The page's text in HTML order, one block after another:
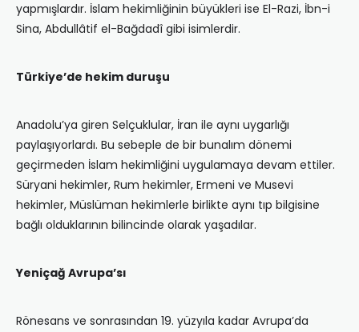
yapmışlardır. İslam hekimliğinin büyükleri ise El-Razi, İbn-i
Sina, Abdullâtif el-Bağdadî gibi isimlerdir.
Türkiye’de hekim duruşu
Anadolu’ya giren Selçuklular, İran ile aynı uygarlığı
paylaşıyorlardı. Bu sebeple de bir bunalım dönemi
geçirmeden İslam hekimliğini uygulamaya devam ettiler.
Süryani hekimler, Rum hekimler, Ermeni ve Musevi
hekimler, Müslüman hekimlerle birlikte aynı tıp bilgisine
bağlı olduklarının bilincinde olarak yaşadılar.
Yeniçağ Avrupa’sı
Rönesans ve sonrasından 19. yüzyıla kadar Avrupa’da